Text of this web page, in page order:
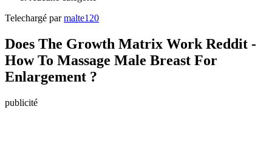
Telechargé parmalte120
Does The Growth Matrix Work Reddit -
How To Massage Male Breast For
Enlargement ?
publicité